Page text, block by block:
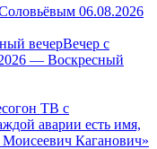
06.08.2026
Вечер с
— Воскресный
ТВ с
аварии есть имя,
Каганович»